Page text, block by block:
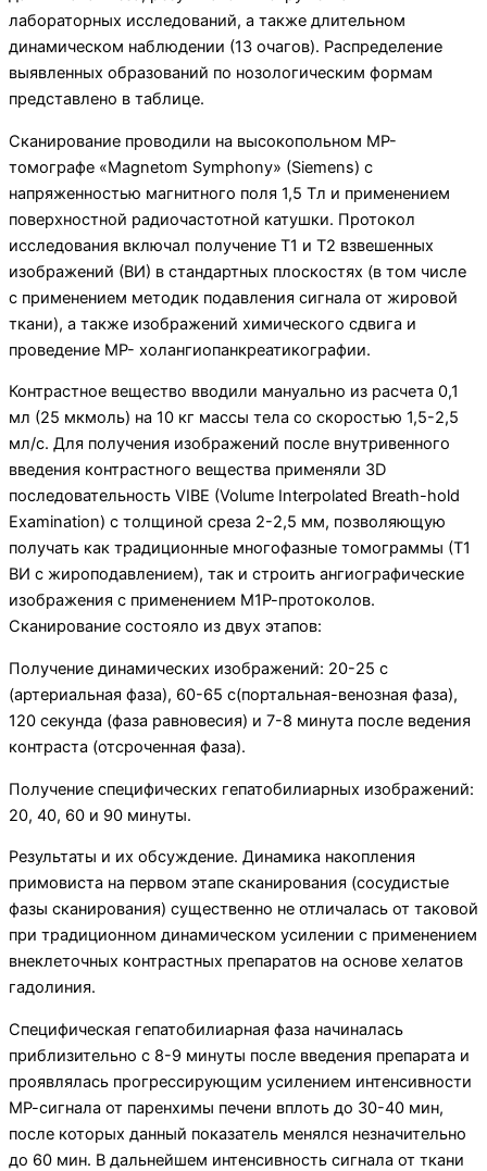
лабораторных исследований, а также длительном
динамическом наблюдении (13 очагов). Распределение
выявленных образований по нозологическим формам
представ­лено в таблице.
Сканирование проводили на высокопольном МР-
томографе «Magnetom Symphony» (Siemens) с
напряженностью магнитного поля 1,5 Тл и приме­нением
поверхностной радиочастотной катушки. Протокол
исследования включал получение Т1 и Т2 взвешенных
изображений (ВИ) в стандартных плоскостях (в том числе
с применением методик подавления сигнала от жировой
ткани), а также изо­бражений химического сдвига и
проведение МР- холангиопанкреатикографии.
Контрастное вещество вводили мануально из расчета 0,1
мл (25 мкмоль) на 10 кг массы тела со скоростью 1,5-2,5
мл/с. Для получения изображений после внутривенного
введения контрастного веще­ства применяли 3D
последовательность VIBE (Volume Interpolated Breath-hold
Examination) с толщиной среза 2-2,5 мм, позволяющую
получать как традиционные многофазные томограммы (Т1
ВИ с жироподавлением), так и строить ангиографические
изображения с применением М1Р-протоколов.
Сканирование со­стояло из двух этапов:
Получение динамических изображений: 20-25 с
(артериальная фаза), 60-65 с(портальная-венозная фаза),
120 секунда (фаза равновесия) и 7-8 минута после ведения
контраста (отсроченная фаза).
Получение специфических гепатобилиарных изображений:
20, 40, 60 и 90 минуты.
Результаты и их обсуждение. Динамика нако­пления
примовиста на первом этапе сканирования (сосудистые
фазы сканирования) существенно не от­личалась от таковой
при традиционном динамическом усилении с применением
внеклеточных контрастных препаратов на основе хелатов
гадолиния.
Специфическая гепатобилиарная фаза начиналась
приблизительно с 8-9 минуты после введения пре­парата и
проявлялась прогрессирующим усилением интенсивности
МР-сигнала от паренхимы печени вплоть до 30-40 мин,
после которых данный показа­тель менялся незначительно
до 60 мин. В дальнейшем интенсивность сигнала от ткани